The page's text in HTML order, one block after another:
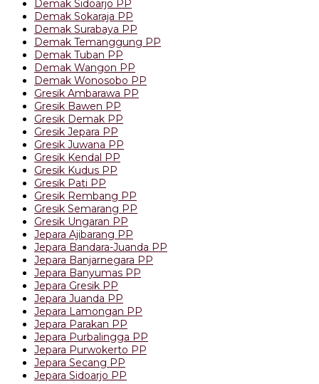
Demak Sidoarjo PP
Demak Sokaraja PP
Demak Surabaya PP
Demak Temanggung PP
Demak Tuban PP
Demak Wangon PP
Demak Wonosobo PP
Gresik Ambarawa PP
Gresik Bawen PP
Gresik Demak PP
Gresik Jepara PP
Gresik Juwana PP
Gresik Kendal PP
Gresik Kudus PP
Gresik Pati PP
Gresik Rembang PP
Gresik Semarang PP
Gresik Ungaran PP
Jepara Ajibarang PP
Jepara Bandara-Juanda PP
Jepara Banjarnegara PP
Jepara Banyumas PP
Jepara Gresik PP
Jepara Juanda PP
Jepara Lamongan PP
Jepara Parakan PP
Jepara Purbalingga PP
Jepara Purwokerto PP
Jepara Secang PP
Jepara Sidoarjo PP